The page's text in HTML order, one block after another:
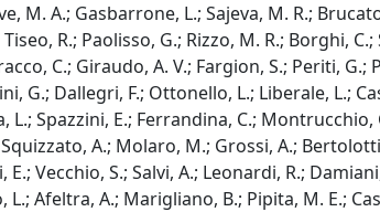
M. A.; Gasbarrone, L.; Sajeva, M. R.;
R.; Paolisso, G.; Rizzo, M. R.; Borghi,
C.; Giraudo, A. V.; Fargion, S.; Periti,
G.; Dallegri, F.; Ottonello, L.; Liberale, L.;
Spazzini, E.; Ferrandina, C.;
A.; Molaro, M.; Grossi, A.;
Vecchio, S.; Salvi, A.; Leonardi, R.;
Afeltra, A.; Marigliano, B.; Pipita, M. E.;